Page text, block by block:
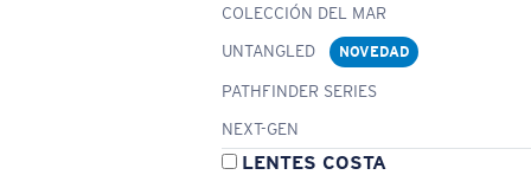
COLECCIÓN DEL MAR
UNTANGLED
NOVEDAD
PATHFINDER SERIES
NEXT-GEN
LENTES COSTA